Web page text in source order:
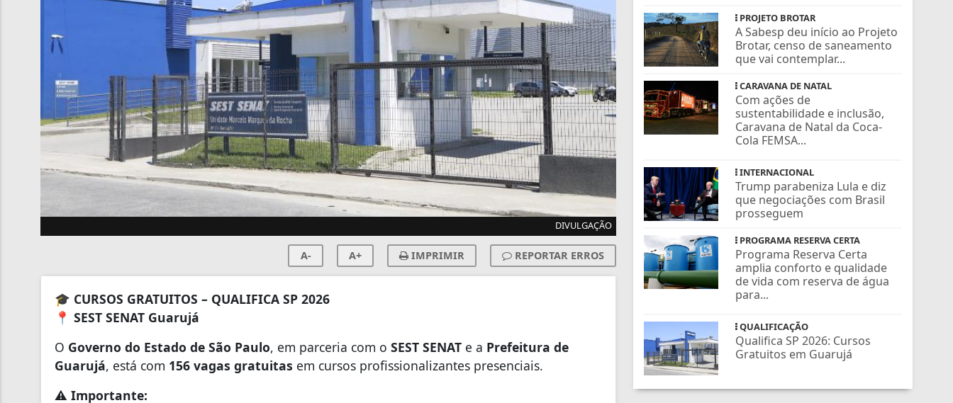
DIVULGAÇÃO
A- A+ IMPRIMIR REPORTAR ERROS
🎓 CURSOS GRATUITOS – QUALIFICA SP 2026
📍 SEST SENAT Guarujá
O Governo do Estado de São Paulo, em parceria com o SEST SENAT e a Prefeitura de
Guarujá, está com 156 vagas gratuitas em cursos profissionalizantes presenciais.
⚠️ Importante:
PROJETO BROTAR
A Sabesp deu início ao Projeto
Brotar, censo de saneamento
que vai contemplar...
CARAVANA DE NATAL
Com ações de
sustentabilidade e inclusão,
Caravana de Natal da Coca-
Cola FEMSA...
INTERNACIONAL
Trump parabeniza Lula e diz
que negociações com Brasil
prosseguem
PROGRAMA RESERVA CERTA
Programa Reserva Certa
amplia conforto e qualidade
de vida com reserva de água
para...
QUALIFICAÇÃO
Qualifica SP 2026: Cursos
Gratuitos em Guarujá